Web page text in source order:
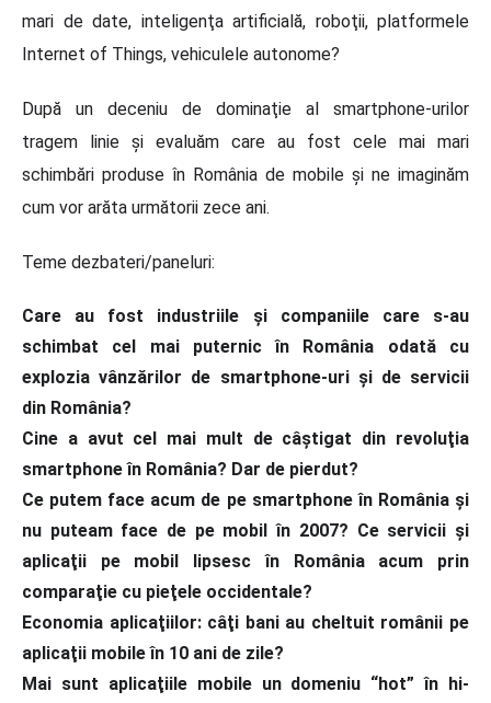
mari de date, inteligenţa artificială, roboţii, platformele
Internet of Things, vehiculele autonome?
După un deceniu de dominaţie al smartphone-urilor
tragem linie şi evaluăm care au fost cele mai mari
schimbări produse în România de mobile şi ne imaginăm
cum vor arăta următorii zece ani.
Teme dezbateri/paneluri:
Care au fost industriile şi companiile care s-au
schimbat cel mai puternic în România odată cu
explozia vânzărilor de smartphone-uri şi de servicii
din România?
Cine a avut cel mai mult de câştigat din revoluţia
smartphone în România? Dar de pierdut?
Ce putem face acum de pe smartphone în România şi
nu puteam face de pe mobil în 2007? Ce servicii şi
aplicaţii pe mobil lipsesc în România acum prin
comparaţie cu pieţele occidentale?
Economia aplicaţiilor: câţi bani au cheltuit românii pe
aplicaţii mobile în 10 ani de zile?
Mai sunt aplicaţiile mobile un domeniu “hot” în hi-